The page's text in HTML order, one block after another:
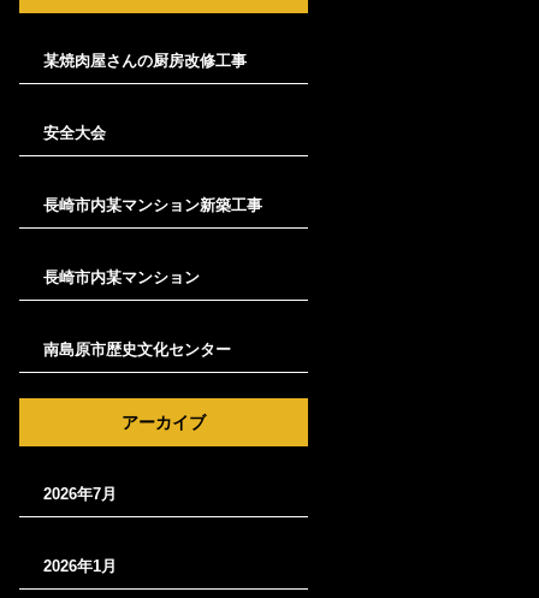
某焼肉屋さんの厨房改修工事
安全大会
長崎市内某マンション新築工事
長崎市内某マンション
南島原市歴史文化センター
アーカイブ
2026年7月
2026年1月